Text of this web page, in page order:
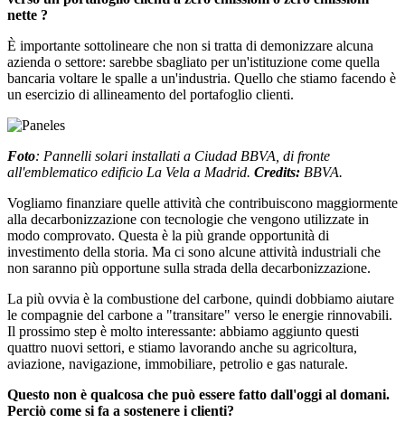
nette ?
È importante sottolineare che non si tratta di demonizzare alcuna
azienda o settore: sarebbe sbagliato per un'istituzione come quella
bancaria voltare le spalle a un'industria. Quello che stiamo facendo è
un esercizio di allineamento del portafoglio clienti.
Foto: Pannelli solari installati a Ciudad BBVA, di fronte
all'emblematico edificio La Vela a Madrid. Credits: BBVA.
Vogliamo finanziare quelle attività che contribuiscono maggiormente
alla decarbonizzazione con tecnologie che vengono utilizzate in
modo comprovato. Questa è la più grande opportunità di
investimento della storia. Ma ci sono alcune attività industriali che
non saranno più opportune sulla strada della decarbonizzazione.
La più ovvia è la combustione del carbone, quindi dobbiamo aiutare
le compagnie del carbone a "transitare" verso le energie rinnovabili.
Il prossimo step è molto interessante: abbiamo aggiunto questi
quattro nuovi settori, e stiamo lavorando anche su agricoltura,
aviazione, navigazione, immobiliare, petrolio e gas naturale.
Questo non è qualcosa che può essere fatto dall'oggi al domani.
Perciò come si fa a sostenere i clienti?